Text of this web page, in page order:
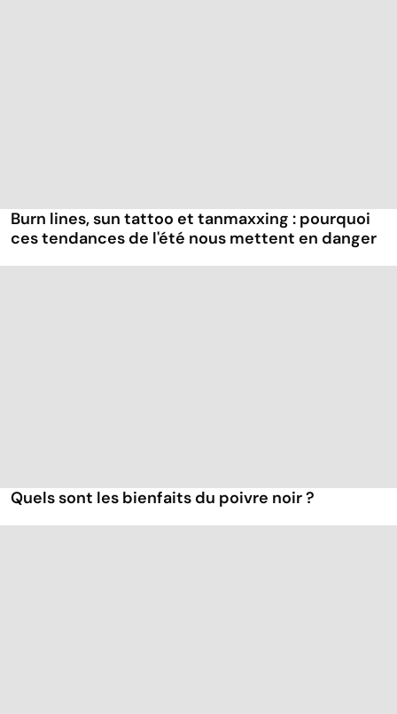
Burn lines, sun tattoo et tanmaxxing : pourquoi
ces tendances de l'été nous mettent en danger
Quels sont les bienfaits du poivre noir ?